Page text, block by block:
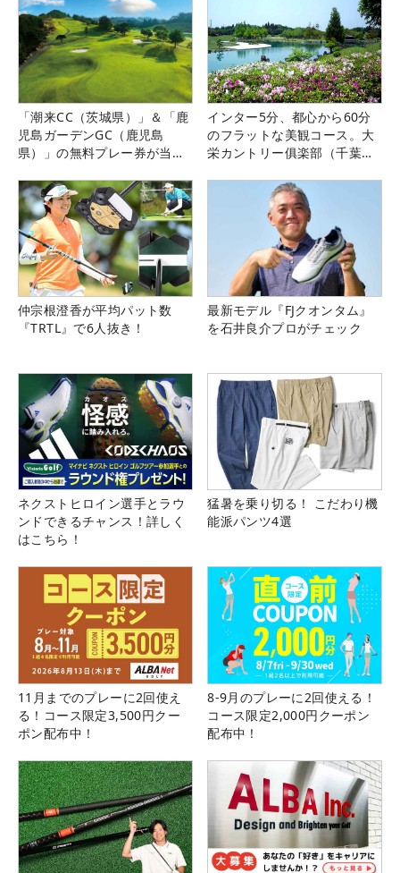
「潮来CC（茨城県）」＆「鹿
児島ガーデンGC（鹿児島
県）」の無料プレー券が当た
インター5分、都心から60分
のフラットな美観コース。大
栄カントリー俱楽部（千葉
仲宗根澄香が平均パット数
『TRTL』で6人抜き！
最新モデル『FJクオンタム』
を石井良介プロがチェック
ネクストヒロイン選手とラウ
ンドできるチャンス！詳しく
はこちら！
猛暑を乗り切る！ こだわり機
能派パンツ4選
11月までのプレーに2回使え
る！コース限定3,500円クー
ポン配布中！
8-9月のプレーに2回使える！
コース限定2,000円クーポン
配布中！